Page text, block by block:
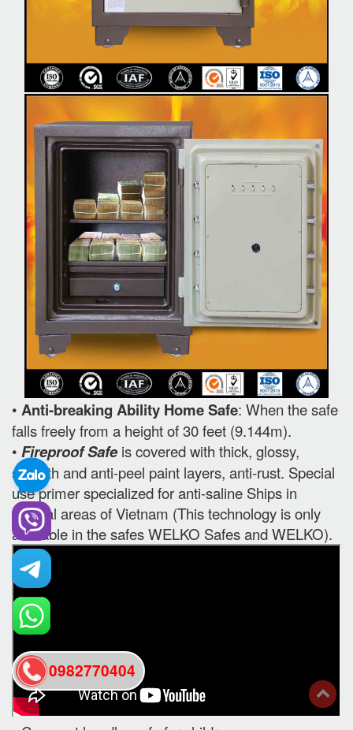
• Anti-breaking Ability Home Safe: When the safe
falls freely from a height of 30 feet (9.144m).
• Fireproof Safeis covered with thick, glossy,
smooth and anti-peel paint layers, anti-rust. Special
use primer specialized for anti-saline Ships in
coastal areas of Vietnam (This technology is only
available in the safes WELKO Safes and WELKO).
0982770404
back